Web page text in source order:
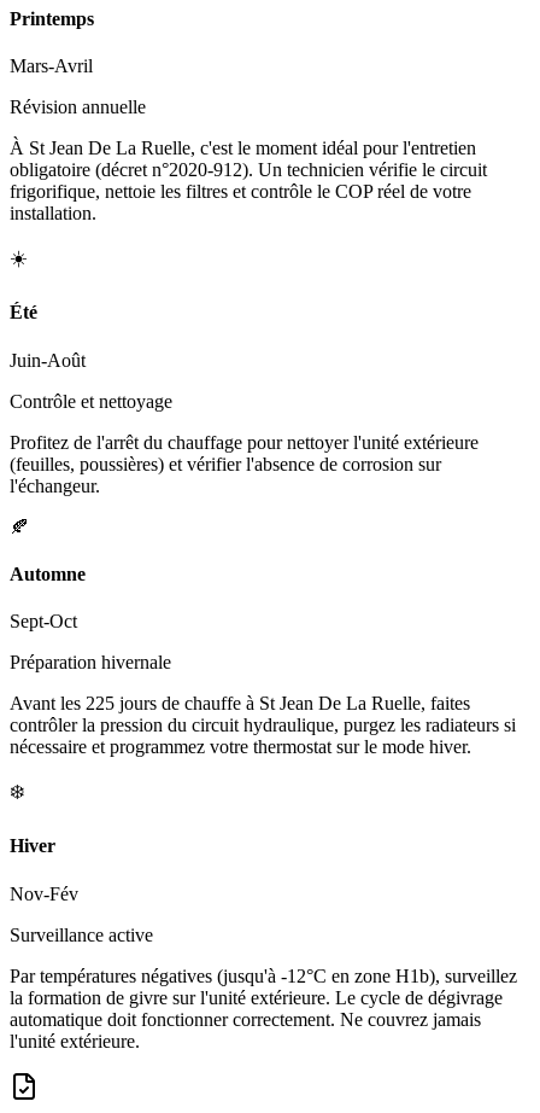
Printemps
Mars-Avril
Révision annuelle
À St Jean De La Ruelle, c'est le moment idéal pour l'entretien
obligatoire (décret n°2020-912). Un technicien vérifie le circuit
frigorifique, nettoie les filtres et contrôle le COP réel de votre
installation.
☀️
Été
Juin-Août
Contrôle et nettoyage
Profitez de l'arrêt du chauffage pour nettoyer l'unité extérieure
(feuilles, poussières) et vérifier l'absence de corrosion sur
l'échangeur.
🍂
Automne
Sept-Oct
Préparation hivernale
Avant les 225 jours de chauffe à St Jean De La Ruelle, faites
contrôler la pression du circuit hydraulique, purgez les radiateurs si
nécessaire et programmez votre thermostat sur le mode hiver.
❄️
Hiver
Nov-Fév
Surveillance active
Par températures négatives (jusqu'à -12°C en zone H1b), surveillez
la formation de givre sur l'unité extérieure. Le cycle de dégivrage
automatique doit fonctionner correctement. Ne couvrez jamais
l'unité extérieure.